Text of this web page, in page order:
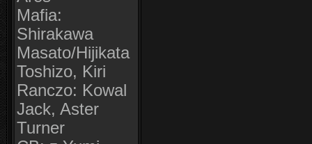
Mafia:
Shirakawa
Masato/Hijikata
Toshizo, Kiri
Ranczo: Kowal
Jack, Aster
Turner